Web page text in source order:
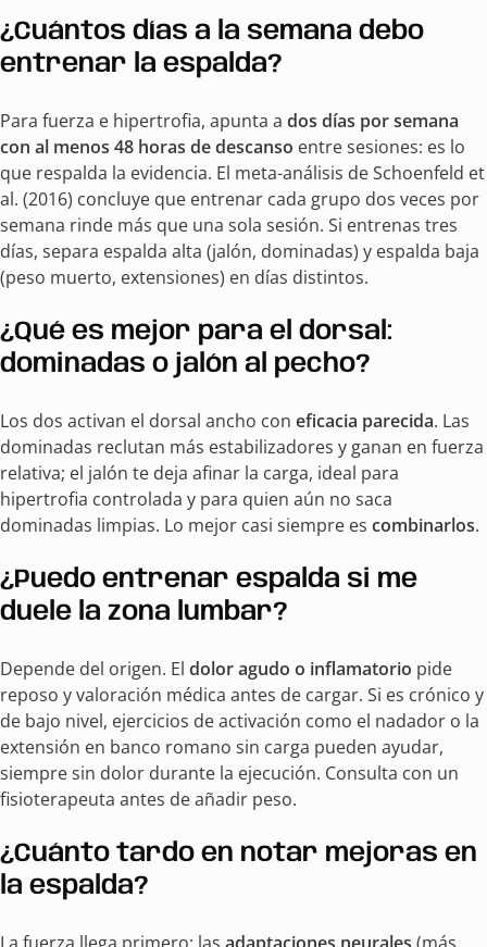
¿Cuántos días a la semana debo
entrenar la espalda?
Para fuerza e hipertrofia, apunta a dos días por semana
con al menos 48 horas de descanso entre sesiones: es lo
que respalda la evidencia. El meta-análisis de Schoenfeld et
al. (2016) concluye que entrenar cada grupo dos veces por
semana rinde más que una sola sesión. Si entrenas tres
días, separa espalda alta (jalón, dominadas) y espalda baja
(peso muerto, extensiones) en días distintos.
¿Qué es mejor para el dorsal:
dominadas o jalón al pecho?
Los dos activan el dorsal ancho con eficacia parecida. Las
dominadas reclutan más estabilizadores y ganan en fuerza
relativa; el jalón te deja afinar la carga, ideal para
hipertrofia controlada y para quien aún no saca
dominadas limpias. Lo mejor casi siempre es combinarlos.
¿Puedo entrenar espalda si me
duele la zona lumbar?
Depende del origen. El dolor agudo o inflamatorio pide
reposo y valoración médica antes de cargar. Si es crónico y
de bajo nivel, ejercicios de activación como el nadador o la
extensión en banco romano sin carga pueden ayudar,
siempre sin dolor durante la ejecución. Consulta con un
fisioterapeuta antes de añadir peso.
¿Cuánto tardo en notar mejoras en
la espalda?